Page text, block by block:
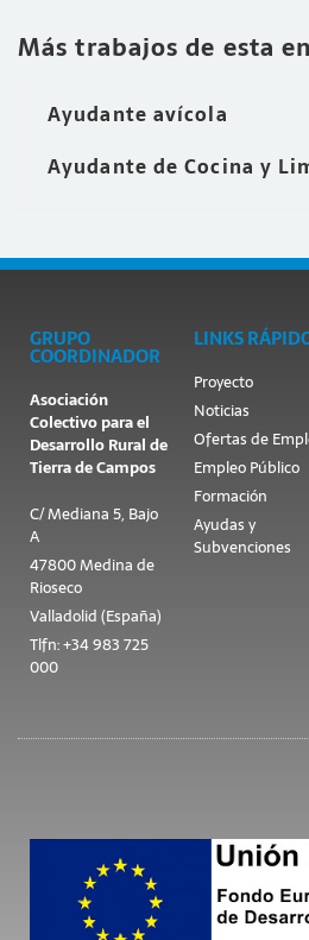
Más trabajos de esta
Ayudante avícola
Ayudante de Cocina y
GRUPO
COORDINADOR
Asociación
Colectivo para el
Desarrollo Rural de
Tierra de Campos
C/ Mediana 5, Bajo
A
47800 Medina de
Rioseco
Valladolid (España)
Tlfn: +34 983 725
000
LINKS
Proyecto
Noticias
Ofertas de
Empleo Público
Formación
Ayudas y
Subvenciones